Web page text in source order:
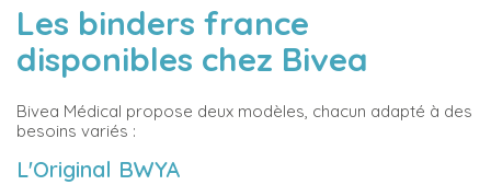
Les binders france
disponibles chez Bivea
Bivea Médical propose deux modèles, chacun adapté à des
besoins variés :
L'Original BWYA